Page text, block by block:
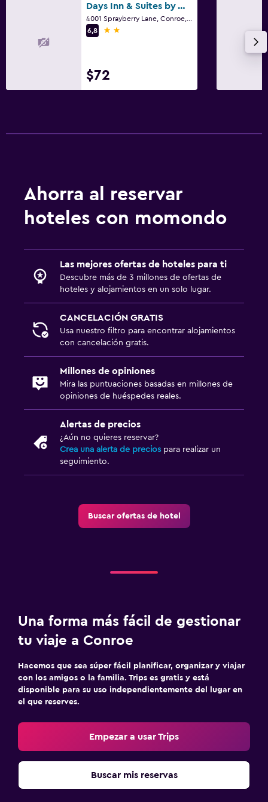
Days Inn & Suites by Wyndham Conroe North
6,8
2 estrellas
$72
Ahorra al reservar
hoteles con momondo
Las mejores ofertas de hoteles para ti
Descubre más de 3 millones de ofertas de
hoteles y alojamientos en un solo lugar.
CANCELACIÓN GRATIS
Usa nuestro filtro para encontrar alojamientos
con cancelación gratis.
Millones de opiniones
Mira las puntuaciones basadas en millones de
opiniones de huéspedes reales.
Alertas de precios
¿Aún no quieres reservar?
Crea una alerta de precios para realizar un
seguimiento.
Buscar ofertas de hotel
Una forma más fácil de gestionar
tu viaje a Conroe
Hacemos que sea súper fácil planificar, organizar y viajar
con los amigos o la familia. Trips es gratis y está
disponible para su uso independientemente del lugar en
el que reserves.
Empezar a usar Trips
Buscar mis reservas